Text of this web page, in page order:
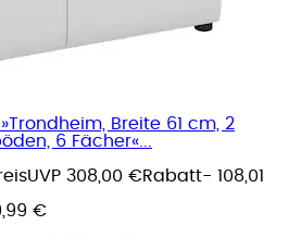
Breite 61 cm, 2
6 Fächer«...
UVP 308,00 €Rabatt- 108,01
€